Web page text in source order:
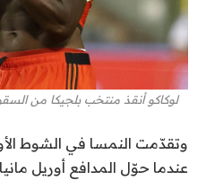
لوكاكو أنقذ منتخب بلجيكا من
وتقدّمت النمسا في الشوط
عندما حوّل المدافع أوريل